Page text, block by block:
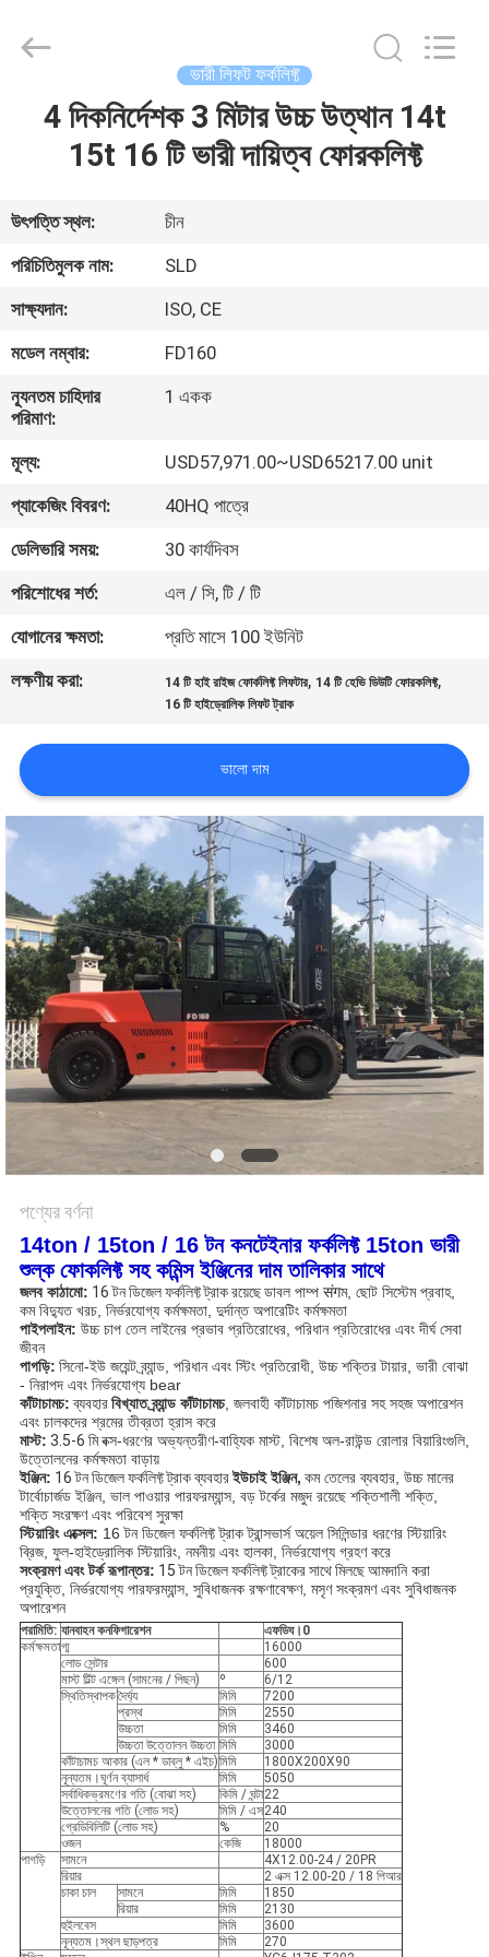
আমাদের
সম্পর্কে
কারখানা
ভ্রমণ
মান
নিয়ন্ত্রণ
সাইট
ম্যাপ
PRIVACY
ভারী লিফট ফর্কলিফ্ট
4 দিকনির্দেশক 3 মিটার উচ্চ উত্থান 14t
15t 16 টি ভারী দায়িত্ব ফোরকলিফ্ট
উৎপত্তি স্থল:
চীন
পরিচিতিমুলক নাম:
SLD
সাক্ষ্যদান:
ISO, CE
মডেল নম্বার:
FD160
ন্যূনতম চাহিদার
পরিমাণ:
1 একক
মূল্য:
USD57,971.00~USD65217.00 unit
প্যাকেজিং বিবরণ:
40HQ পাত্রে
ডেলিভারি সময়:
30 কার্যদিবস
পরিশোধের শর্ত:
এল / সি, টি / টি
যোগানের ক্ষমতা:
প্রতি মাসে 100 ইউনিট
লক্ষণীয় করা:
14 টি হাই রাইজ ফোর্কলিফ্ট লিফটার, 14 টি হেভি ডিউটি ​​ফোরকলিফ্ট,
16 টি হাইড্রোলিক লিফট ট্রাক
ভালো দাম
পণ্যের বর্ণনা
14ton / 15ton / 16 টন কনটেইনার ফর্কলিফ্ট 15ton ভারী
শুল্ক ফোকলিফ্ট সহ কমিন্স ইঞ্জিনের দাম তালিকার সাথে
জলব কাঠামো: 16 টন ডিজেল ফর্কলিফ্ট ট্রাক রয়েছেডাবল পাম্প संगম, ছোট সিস্টেম প্রবাহ,
কম বিদ্যুত খরচ, নির্ভরযোগ্য কর্মক্ষমতা, দুর্দান্ত অপারেটিং কর্মক্ষমতা
পাইপলাইন: উচ্চ চাপ তেল লাইনের প্রভাব প্রতিরোধের, পরিধান প্রতিরোধের এবং দীর্ঘ সেবা
জীবন
পাগড়ি: সিনো-ইউ জয়েন্ট ব্র্যান্ড, পরিধান এবং স্টিং প্রতিরোধী, উচ্চ শক্তির টায়ার, ভারী বোঝা
- নিরাপদ এবং নির্ভরযোগ্য bear
কাঁটাচামচ: ব্যবহারবিখ্যাত ব্র্যান্ড কাঁটাচামচ, জলবাহী কাঁটাচামচ পজিশনার সহ সহজ অপারেশন
এবং চালকদের শ্রমের তীব্রতা হ্রাস করে
মাস্ট: 3.5-6 মিবক্স-ধরণের অভ্যন্তরীণ-বাহ্যিক মাস্ট, বিশেষ অল-রাউন্ড রোলার বিয়ারিংগুলি,
উত্তোলনের কর্মক্ষমতা বাড়ায়
ইঞ্জিন: 16 টন ডিজেল ফর্কলিফ্ট ট্রাক ব্যবহারইউচাই ইঞ্জিন, কম তেলের ব্যবহার, উচ্চ মানের
টার্বোচার্জড ইঞ্জিন, ভাল পাওয়ার পারফরম্যান্স, বড় টর্কের মজুদ রয়েছে শক্তিশালী শক্তি,
শক্তি সংরক্ষণ এবং পরিবেশ সুরক্ষা
স্টিয়ারিং এক্সেল: 16 টন ডিজেল ফর্কলিফ্ট ট্রাক ট্রান্সভার্স অয়েল সিলিন্ডার ধরণের স্টিয়ারিং
ব্রিজ, ফুল-হাইড্রোলিক স্টিয়ারিং, নমনীয় এবং হালকা, নির্ভরযোগ্য গ্রহণ করে
সংক্রমণ এবং টর্ক রূপান্তর: 15 টন ডিজেল ফর্কলিফ্ট ট্রাকের সাথে মিলছেআমদানি করা
প্রযুক্তি, নির্ভরযোগ্য পারফরম্যান্স, সুবিধাজনক রক্ষণাবেক্ষণ, মসৃণ সংক্রমণ এবং সুবিধাজনক
অপারেশন
পরামিতি: যানবাহন কনফিগারেশন এফডিঘ। 0
কর্মক্ষমতাগ্ম
16000
লোড সেন্টার
600
মাস্ট টিল্ট এঙ্গেল (সামনের / পিছন)
º
6/12
স্থিতিস্থাপকদৈর্ঘ্য মিমি
7200
প্রস্থ
মিমি
2550
উচ্চতা
মিমি
3460
উচ্চতা উত্তোলন উচ্চতা মিমি
3000
কাঁটাচামচ আকার (এল * ডাব্লু * এইচ)মিমি
1800X200X90
নূন্যতম।ঘূর্ণন ব্যাসার্ধ
মিমি
5050
সর্বাধিকভ্রমণের গতি (বোঝা সহ)
কিমি / ঘন্টা22
উত্তোলনের গতি (লোড সহ)
মিমি / এস240
গ্রেডিবিলিটি (লোড সহ)
%
20
ওজন
কেজি
18000
পাগড়ি
সামনে
4X12.00-24 / 20PR
রিয়ার
2 এক্স 12.00-20 / 18 পিআর
চাকা চাল
সামনে মিমি
1850
রিয়ার
মিমি
2130
হুইলবেস
মিমি
3600
নূন্যতম।স্থল ছাড়পত্র
মিমি
270